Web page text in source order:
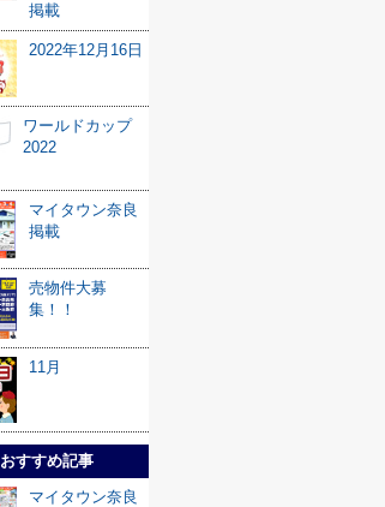
掲載
2022年12月16日
ワールドカップ
2022
マイタウン奈良
掲載
売物件大募
集！！
11月
おすすめ記事
マイタウン奈良